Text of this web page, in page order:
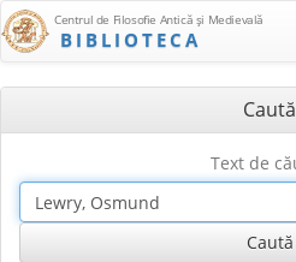
Centrul de Filosofie Antică şi Medievală
BIBLIOTECA
Caută
Text de